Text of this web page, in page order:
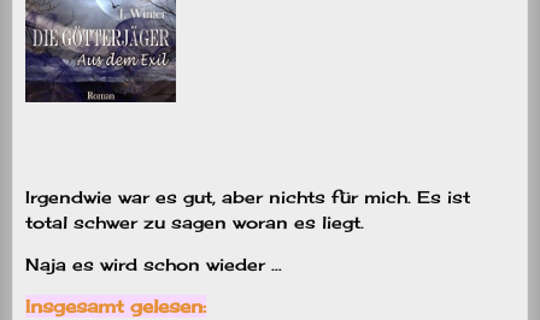
Irgendwie war es gut, aber nichts für mich. Es ist
total schwer zu sagen woran es liegt.
Naja es wird schon wieder …
Insgesamt gelesen: